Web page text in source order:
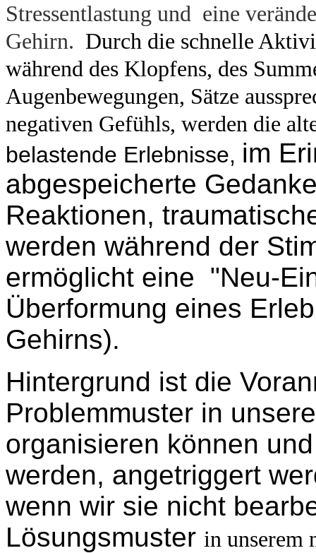
Stressentlastung und eine
Gehirn. Durch die schnelle
während des Klopfens, des
Augenbewegungen, Sätze
negativen Gefühls, werden die
belastende Erlebnisse, im
abgespeicherte
Reaktionen,
werden während der
ermöglicht eine "Neu-
Überformung eines
Gehirns).
Hintergrund ist die
Problemmuster in
organisieren können
werden, angetriggert
wenn wir sie nicht
Lösungsmuster in unserem